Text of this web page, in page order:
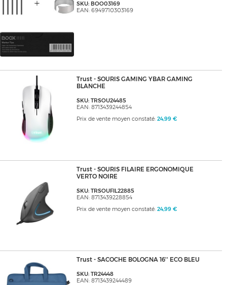
SKU: BOO03169
EAN: 6949710303169
Trust - SOURIS GAMING YBAR GAMING
BLANCHE
SKU: TRSOU24485
EAN: 8713439244854
Prix de vente moyen constaté: 24,99 €
Trust - SOURIS FILAIRE ERGONOMIQUE
VERTO NOIRE
SKU: TRSOUFIL22885
EAN: 8713439228854
Prix de vente moyen constaté: 24,99 €
Trust - SACOCHE BOLOGNA 16'' ECO BLEU
SKU: TR24448
EAN: 8713439244489